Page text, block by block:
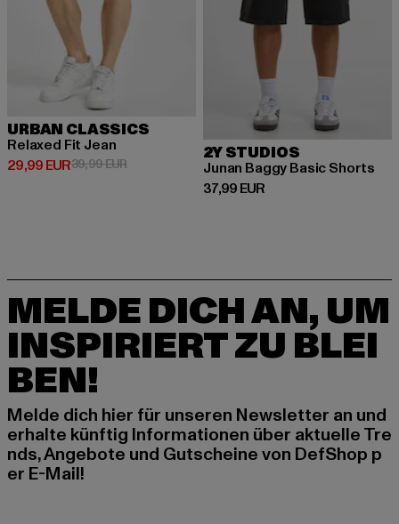
URBAN CLASSICS
Relaxed Fit Jean
29,99 EUR
Derzeitiger Preis: 29,99 EUR
39,99 EURAktionspreis: 39,99 EUR
2Y STUDIOS
Junan Baggy Basic Shorts
37,99 EUR
Derzeitiger Preis: 37,99 EUR
MELDE DICH AN, UM
INSPIRIERT ZU BLEI
BEN!
Melde dich hier für unseren Newsletter an und
erhalte künftig Informationen über aktuelle Tre
nds, Angebote und Gutscheine von DefShop p
er E-Mail!